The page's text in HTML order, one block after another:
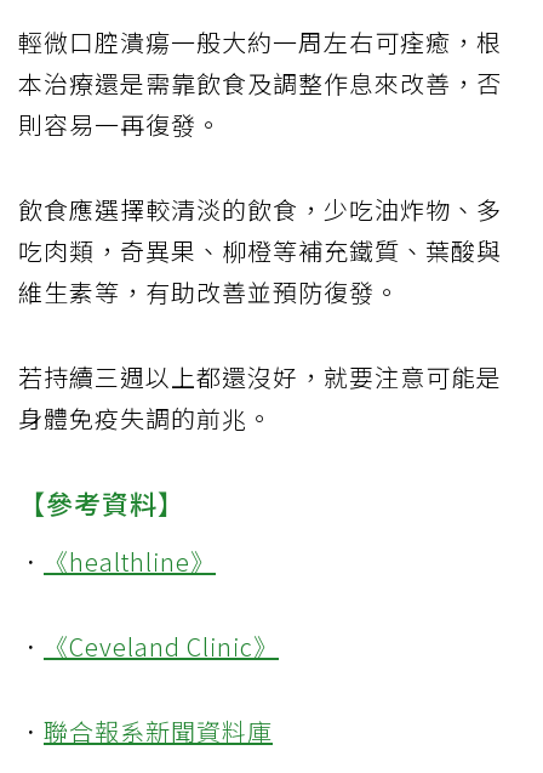
輕微口腔潰瘍一般大約一周左右可痊癒，根
本治療還是需靠飲食及調整作息來改善，否
則容易一再復發。
飲食應選擇較清淡的飲食，少吃油炸物、多
吃肉類，奇異果、柳橙等補充鐵質、葉酸與
維生素等，有助改善並預防復發。
若持續三週以上都還沒好，就要注意可能是
身體免疫失調的前兆。
【參考資料】
． 《healthline》
． 《Ceveland Clinic》
． 聯合報系新聞資料庫